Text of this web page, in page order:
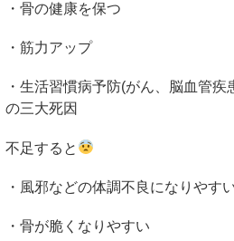
・骨の健康を保つ
・筋力アップ
・生活習慣病予防(がん、脳血管
の三大死因
不足すると
・風邪などの体調不良になりやす
・骨が脆くなりやすい